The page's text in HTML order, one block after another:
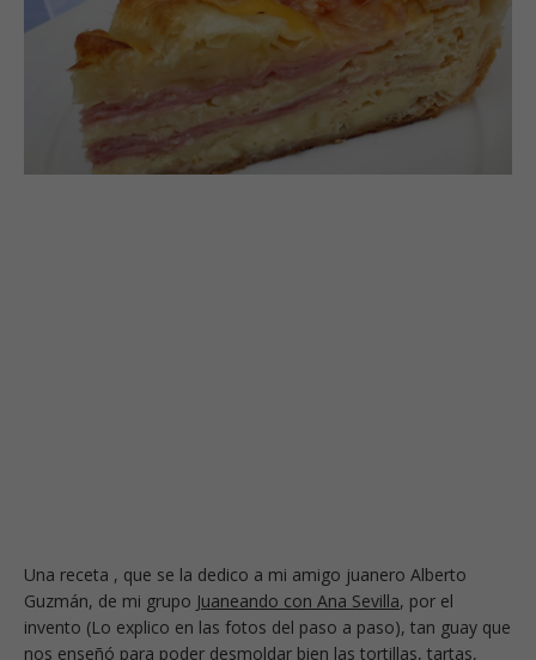
Una receta , que se la dedico a mi amigo juanero Alberto
Guzmán, de mi grupo Juaneando con Ana Sevilla, por el
invento (Lo explico en las fotos del paso a paso), tan guay que
nos enseñó para poder desmoldar bien las tortillas, tartas,